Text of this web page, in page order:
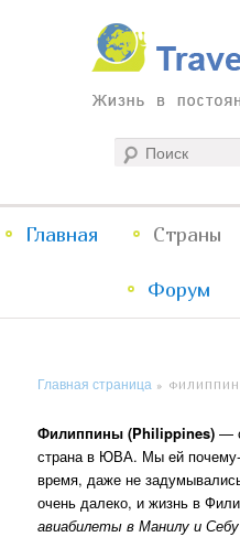
Traveliving
Жизнь в постоянном путешествии
менюГлавная Страны
Форум
Главная страница »
Филиппины (Philippines) —
страна в ЮВА. Мы ей почему-
время, даже не
очень далеко, и жизнь в
авиабилеты в Манилу и Себу